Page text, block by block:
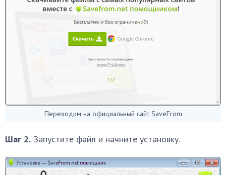
Переходим на официальный сайт SaveFrom
Шаг 2. Запустите файл и начните установку.